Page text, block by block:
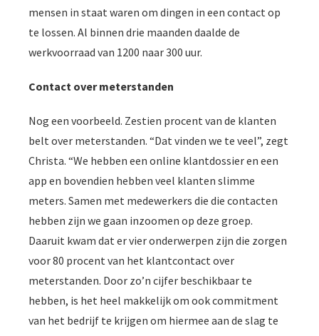
mensen in staat waren om dingen in een contact op
te lossen. Al binnen drie maanden daalde de
werkvoorraad van 1200 naar 300 uur.
Contact over meterstanden
Nog een voorbeeld. Zestien procent van de klanten
belt over meterstanden. “Dat vinden we te veel”, zegt
Christa. “We hebben een online klantdossier en een
app en bovendien hebben veel klanten slimme
meters. Samen met medewerkers die die contacten
hebben zijn we gaan inzoomen op deze groep.
Daaruit kwam dat er vier onderwerpen zijn die zorgen
voor 80 procent van het klantcontact over
meterstanden. Door zo’n cijfer beschikbaar te
hebben, is het heel makkelijk om ook commitment
van het bedrijf te krijgen om hiermee aan de slag te